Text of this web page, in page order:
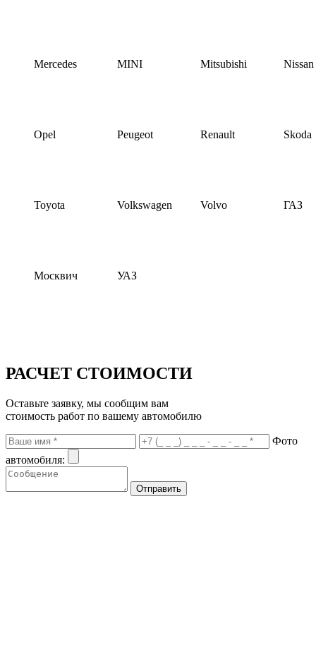
Mercedes MINI Mitsubishi Nissan
Opel Peugeot Renault Skoda
Toyota Volkswagen Volvo ГАЗ
Москвич УАЗ
РАСЧЕТ СТОИМОСТИ
Оставьте заявку, мы сообщим вам
стоимость работ по вашему автомобилю
Фото
автомобиля: